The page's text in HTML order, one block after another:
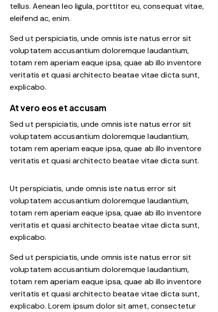
tellus. Aenean leo ligula, porttitor eu, consequat vitae,
eleifend ac, enim.
Sed ut perspiciatis, unde omnis iste natus error sit
voluptatem accusantium doloremque laudantium,
totam rem aperiam eaque ipsa, quae ab illo inventore
veritatis et quasi architecto beatae vitae dicta sunt,
explicabo.
At vero eos et accusam
Sed ut perspiciatis, unde omnis iste natus error sit
voluptatem accusantium doloremque laudantium,
totam rem aperiam eaque ipsa, quae ab illo inventore
veritatis et quasi architecto beatae vitae dicta sunt.
Ut perspiciatis, unde omnis iste natus error sit
voluptatem accusantium doloremque laudantium,
totam rem aperiam eaque ipsa, quae ab illo inventore
veritatis et quasi architecto beatae vitae dicta sunt,
explicabo.
Sed ut perspiciatis, unde omnis iste natus error sit
voluptatem accusantium doloremque laudantium,
totam rem aperiam eaque ipsa, quae ab illo inventore
veritatis et quasi architecto beatae vitae dicta sunt,
explicabo. Lorem ipsum dolor sit amet, consectetur